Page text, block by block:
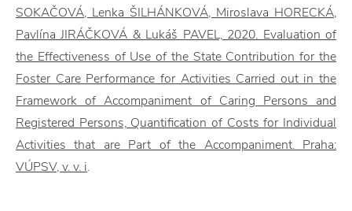
SOKAČOVÁ, Lenka ŠILHÁNKOVÁ, Miroslava HORECKÁ,
Pavlína JIRÁČKOVÁ & Lukáš PAVEL, 2020. Evaluation of
the Effectiveness of Use of the State Contribution for the
Foster Care Performance for Activities Carried out in the
Framework of Accompaniment of Caring Persons and
Registered Persons, Quantification of Costs for Individual
Activities that are Part of the Accompaniment. Praha:
VÚPSV, v. v. i.